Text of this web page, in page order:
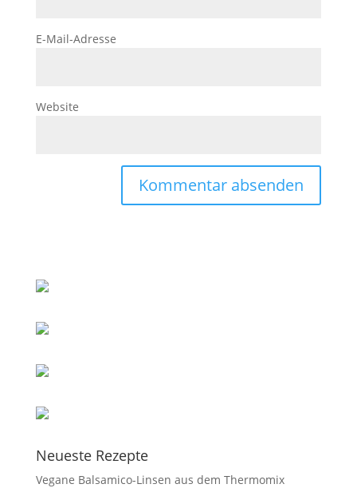
E-Mail-Adresse
Website
Neueste Rezepte
Vegane Balsamico-Linsen aus dem Thermomix